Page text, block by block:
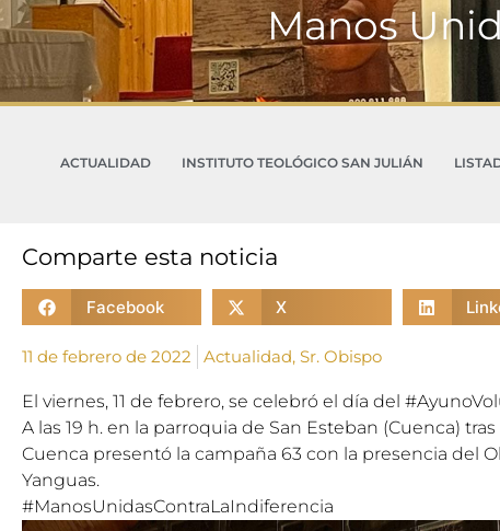
Manos
ACTUALIDAD INSTITUTO TEOLÓGICO SAN JULIÁN
Comparte esta noticia
Facebook X
11 de febrero de 2022 Actualidad, Sr. Obispo
El viernes, 11 de febrero, se celebró el día del
A las 19 h. en la parroquia de San Esteban (Cuenca) tras
Cuenca presentó la campaña 63 con la presencia del
Yanguas.
#ManosUnidasContraLaIndiferencia